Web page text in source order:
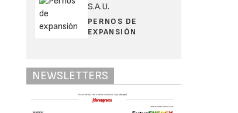
S.A.U.
PERNOS DE
EXPANSIÓN
NEWSLETTERS